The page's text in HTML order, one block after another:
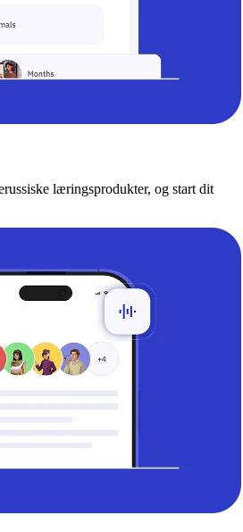
læringsprodukter, og start dit